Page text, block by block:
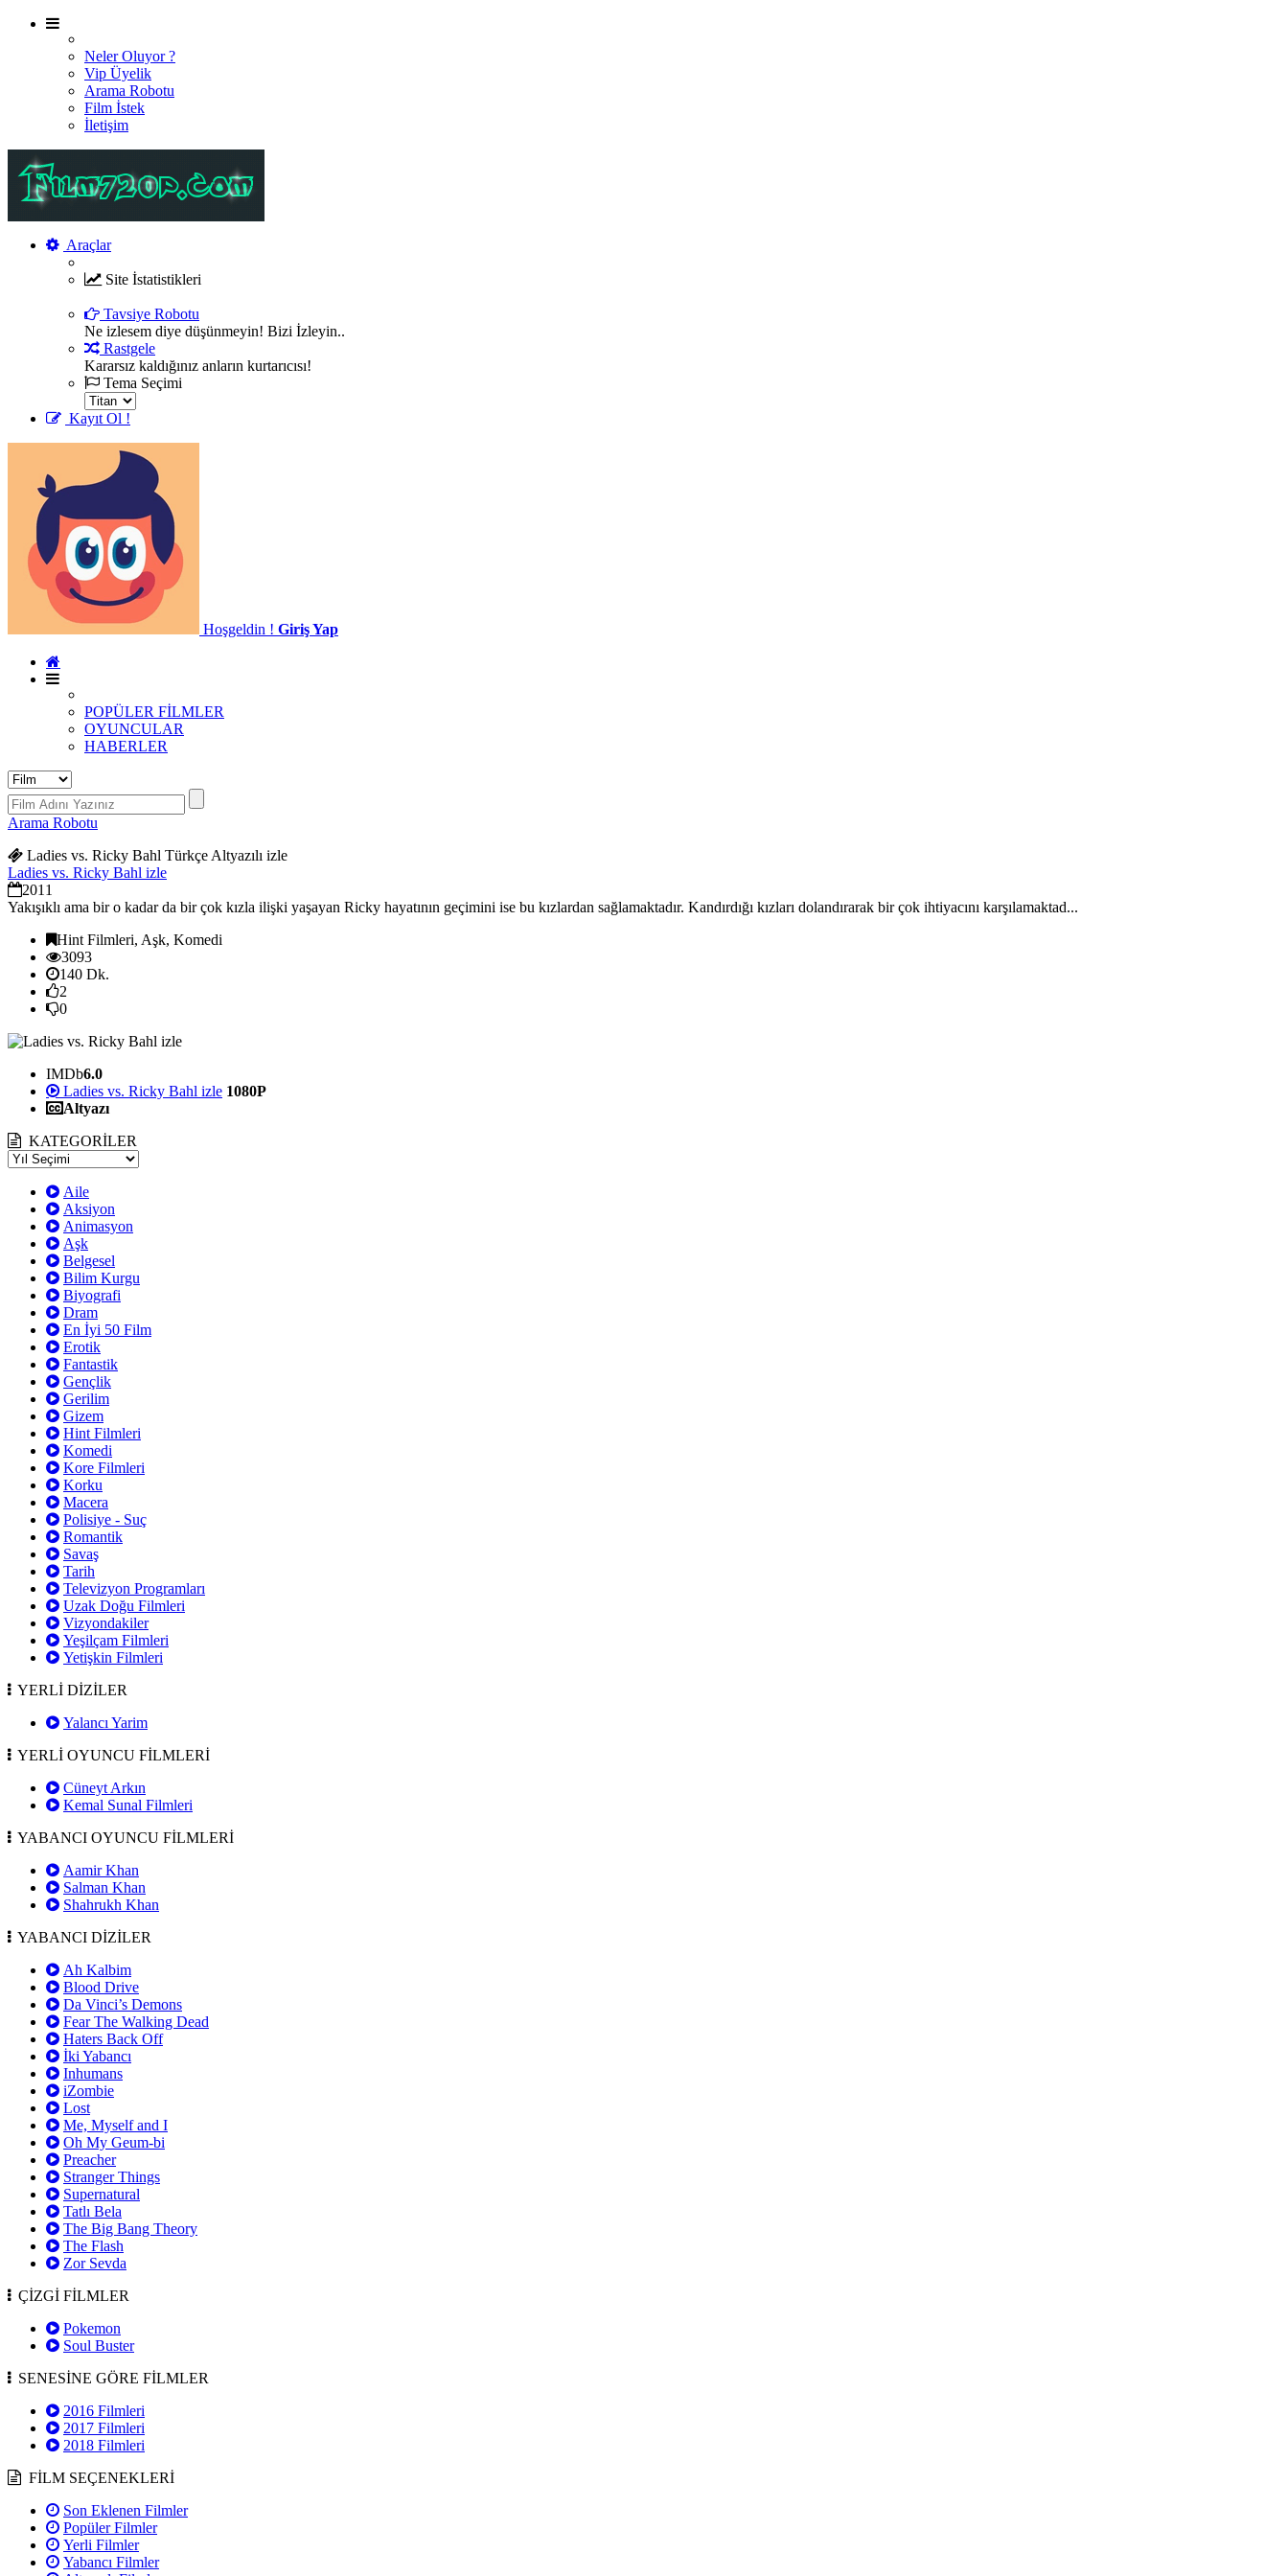
Neler Oluyor ?
Vip Üyelik
Arama Robotu
Film İstek
İletişim
Araçlar
Site İstatistikleri
Tavsiye Robotu
Ne izlesem diye düşünmeyin! Bizi İzleyin..
Rastgele
Kararsız kaldığınız anların kurtarıcısı!
Tema Seçimi
Kayıt Ol !
Hoşgeldin ! Giriş Yap
POPÜLER FİLMLER
OYUNCULAR
HABERLER
Arama Robotu
Ladies vs. Ricky Bahl Türkçe Altyazılı izle
Ladies vs. Ricky Bahl izle
2011
Yakışıklı ama bir o kadar da bir çok kızla ilişki yaşayan Ricky hayatının geçimini ise bu kızlardan sağlamaktadır. Kandırdığı kızları dolandırarak bir çok ihtiyacını karşılamaktad...
Hint Filmleri, Aşk, Komedi
3093
140 Dk.
2
0
IMDb6.0
Ladies vs. Ricky Bahl izle 1080P
Altyazı
KATEGORİLER
Aile
Aksiyon
Animasyon
Aşk
Belgesel
Bilim Kurgu
Biyografi
Dram
En İyi 50 Film
Erotik
Fantastik
Gençlik
Gerilim
Gizem
Hint Filmleri
Komedi
Kore Filmleri
Korku
Macera
Polisiye - Suç
Romantik
Savaş
Tarih
Televizyon Programları
Uzak Doğu Filmleri
Vizyondakiler
Yeşilçam Filmleri
Yetişkin Filmleri
YERLİ DİZİLER
Yalancı Yarim
YERLİ OYUNCU FİLMLERİ
Cüneyt Arkın
Kemal Sunal Filmleri
YABANCI OYUNCU FİLMLERİ
Aamir Khan
Salman Khan
Shahrukh Khan
YABANCI DİZİLER
Ah Kalbim
Blood Drive
Da Vinci’s Demons
Fear The Walking Dead
Haters Back Off
İki Yabancı
Inhumans
iZombie
Lost
Me, Myself and I
Oh My Geum-bi
Preacher
Stranger Things
Supernatural
Tatlı Bela
The Big Bang Theory
The Flash
Zor Sevda
ÇİZGİ FİLMLER
Pokemon
Soul Buster
SENESİNE GÖRE FİLMLER
2016 Filmleri
2017 Filmleri
2018 Filmleri
FİLM SEÇENEKLERİ
Son Eklenen Filmler
Popüler Filmler
Yerli Filmler
Yabancı Filmler